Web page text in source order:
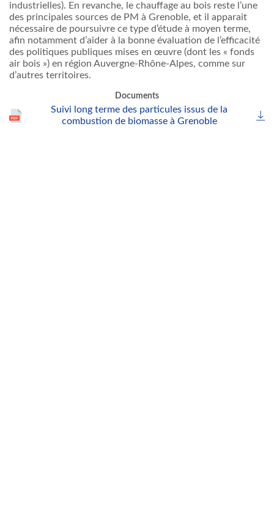
industrielles). En revanche, le chauffage au bois reste l’une
des principales sources de PM à Grenoble, et il apparait
nécessaire de poursuivre ce type d’étude à moyen terme,
afin notamment d’aider à la bonne évaluation de l’efficacité
des politiques publiques mises en œuvre (dont les « fonds
air bois ») en région Auvergne-Rhône-Alpes, comme sur
d’autres territoires.
Documents
Suivi long terme des particules issus de la
combustion de biomasse à Grenoble